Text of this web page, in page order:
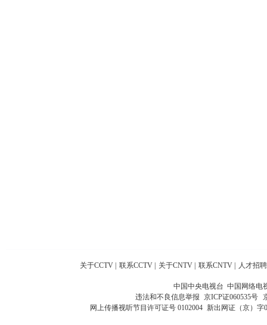
关于CCTV 联系CCTV 关于CNTV 联系CNTV 人才招聘
中国中央电视台 中国网络电
违法和不良信息举报 京ICP证060535号
网上传播视听节目许可证号 0102004 新出网证（京）